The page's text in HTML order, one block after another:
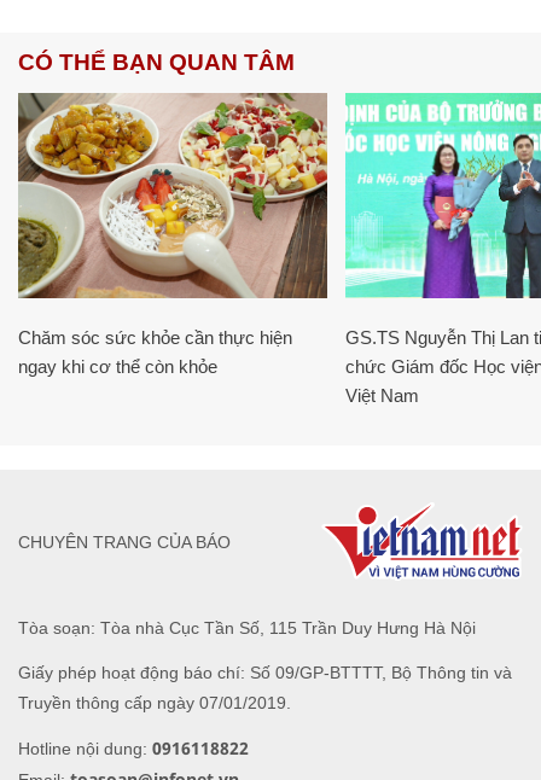
CÓ THỂ BẠN QUAN TÂM
Chăm sóc sức khỏe cần thực hiện
ngay khi cơ thể còn khỏe
GS.TS Nguyễn Thị Lan
chức Giám đốc Học
Việt Nam
Tòa soạn: Tòa nhà Cục Tần Số, 115 Trần Duy Hưng Hà Nội
Giấy phép hoạt động báo chí: Số 09/GP-BTTTT, Bộ Thông tin và
Truyền thông cấp ngày 07/01/2019.
Hotline nội dung: 0916118822
CHUYÊN TRANG CỦA BÁO